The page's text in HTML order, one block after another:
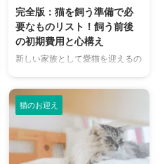
ね。 この記事の結論 生活するの
に必要なケージ、食器、キャット
フード、トイレ、猫砂などを用意
しておく 色々なモノに興味を持
けておく 迎え入れた当日は必要
以上 ...
完全版：猫を飼う準備で必
要なものリスト！飼う前後
の初期費用と心構え
新しい家族として愛猫を迎えるの
ね。しかし、初めて猫と一緒に暮
らすという方は、お迎えにあたっ
て準備したり考えなければいけな
いことがさまざまにあります。
あると便利なグッズや一緒に暮ら
す上での注意したい点など、一緒
猫のお迎え